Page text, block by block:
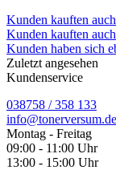
Kunden kauften auch
Kunden kauften auch
Kunden haben sich
Zuletzt angesehen
Kundenservice
038758 / 358 133
info@tonerversum.de
Montag - Freitag
09:00 - 11:00 Uhr
13:00 - 15:00 Uhr